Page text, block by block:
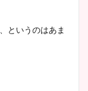
、というのはあま